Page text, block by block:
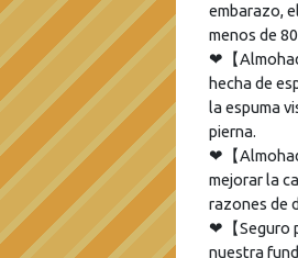
embarazo,
menos de
❤【
hecha de
la espuma
pierna.
❤【
mejorar la
razones de
❤【Seguro
nuestra